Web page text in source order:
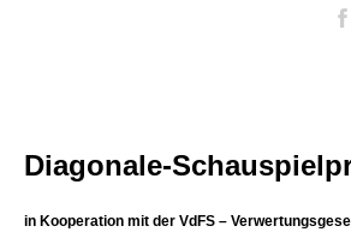
Diagonale-
in Kooperation mit der VdFS –